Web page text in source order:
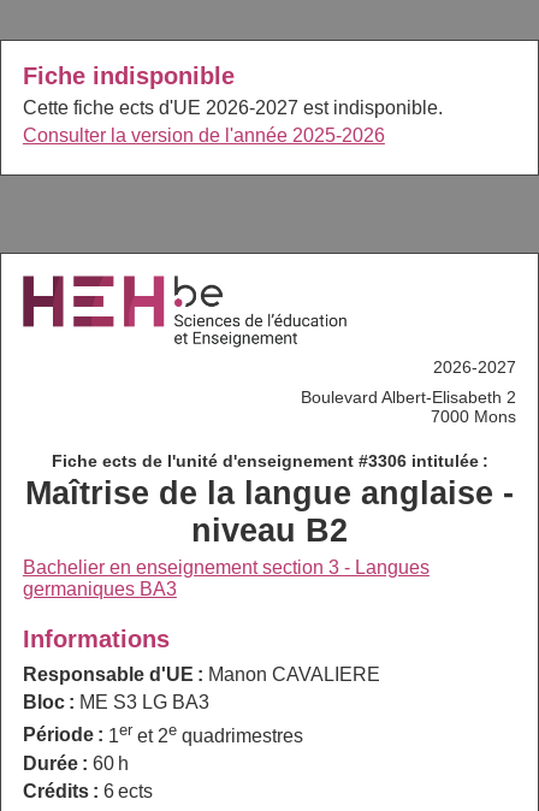
Fiche indisponible
Cette fiche ects d'UE 2026-2027 est indisponible.
Consulter la version de l'année 2025-2026
2026-2027
Boulevard Albert-Elisabeth 2
7000 Mons
Fiche ects de l'unité d'enseignement #3306 intitulée :
Maîtrise de la langue anglaise -
niveau B2
Bachelier en enseignement section 3 - Langues
germaniques BA3
Informations
Responsable d'UE : Manon CAVALIERE
Bloc : ME S3 LG BA3
Période : 1er et 2equadrimestres
Durée : 60 h
Crédits : 6 ects